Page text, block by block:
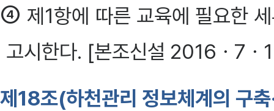
④ 제1항에 따른 교육에 필요한
고시한다. [본조신설 2016ㆍ7ㆍ
제18조(하천관리 정보체계의 구